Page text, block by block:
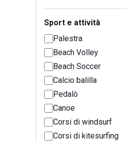
Sport e attività
Palestra
Beach Volley
Beach Soccer
Calcio balilla
Pedalò
Canoe
Corsi di windsurf
Corsi di kitesurfing